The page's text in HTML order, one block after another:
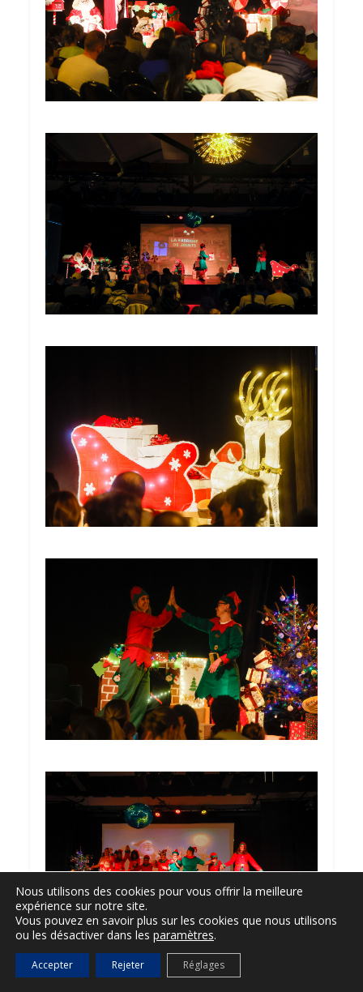
Nous utilisons des cookies pour vous offrir la meilleure
expérience sur notre site.
Vous pouvez en savoir plus sur les cookies que nous utilisons
ou les désactiver dans les paramètres.
Accepter Rejeter Réglages